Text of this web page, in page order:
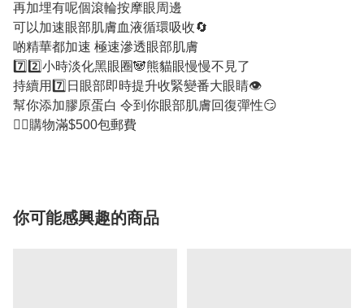
再加埋有呢個滾輪按摩眼周邊
可以加速眼部肌膚血液循環吸收🔄
啲精華都加速 極速滲透眼部肌膚
7️⃣2️⃣小時淡化黑眼圈🐼熊貓眼慢慢不見了
持續用7️⃣日眼部即時提升收緊變番大眼睛👁️
幫你添加膠原蛋白 令到你眼部肌膚回復彈性😏
👉🏻購物滿$500包郵費
你可能感興趣的商品